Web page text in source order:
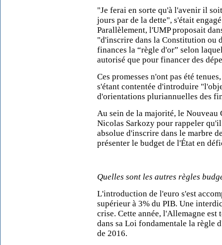
"Je ferai en sorte qu'à l'avenir il
jours par de la dette", s'était
Parallèlement, l'UMP proposait
"d'inscrire dans la Constitution ou
finances la “règle d'or” selon
autorisé que pour financer des
Ces promesses n'ont pas été
s'étant contentée d'introduire
d'orientations pluriannuelles des
Au sein de la majorité, le Nouveau
Nicolas Sarkozy pour rappeler
absolue d'inscrire dans le marbre
présenter le budget de l'État en
Quelles sont les autres règles
L'introduction de l'euro s'est
supérieur à 3% du PIB. Une
crise. Cette année, l'Allemagne
dans sa Loi fondamentale la règle
de 2016.